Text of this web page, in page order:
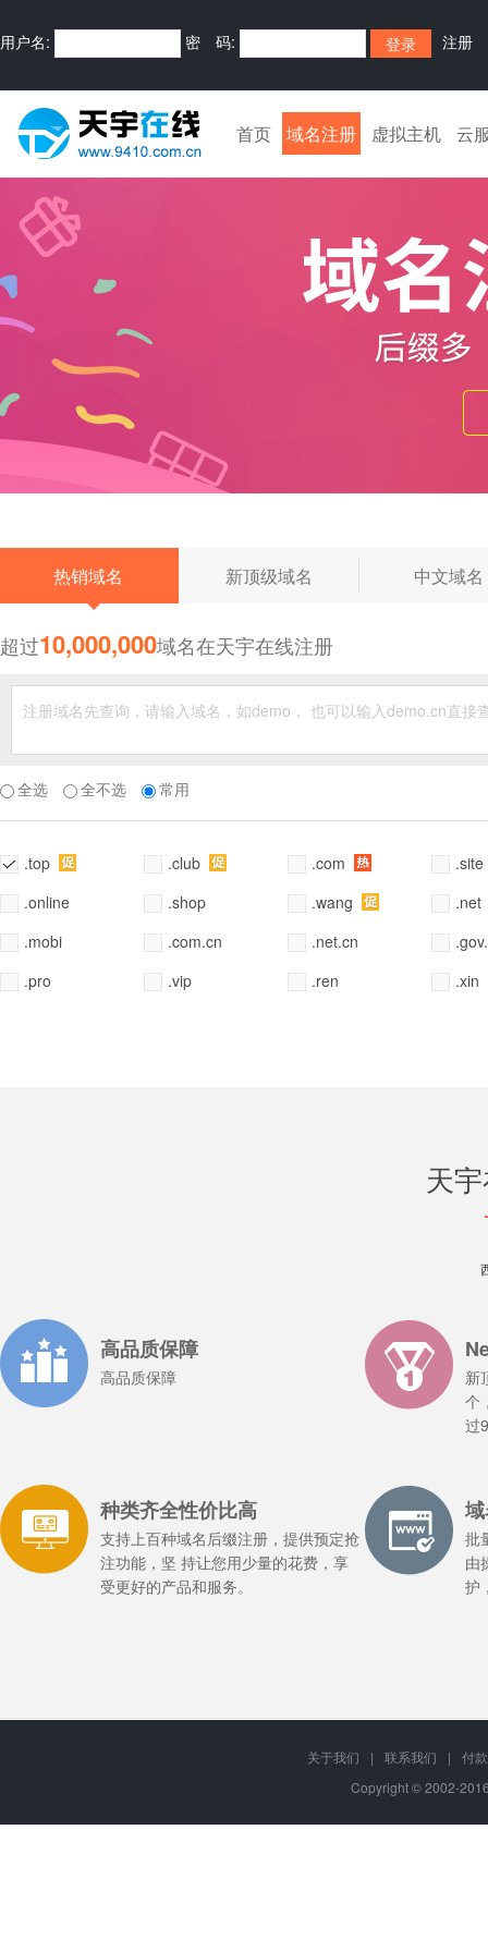
用户名: 密 码: 注册
首页 域名注册 虚拟主机 云
热销域名 新顶级域名 中文域名
超过10,000,000域名在天宇在线注册
全选 全不选 常用
.top .club .com
.site
.online
.shop .wang
.net
.mobi
.com.cn .net.cn
.pro
.vip .ren .xin
天
高品质保障
高品质保障
新
个
过
种类齐全性价比高
支持上百种域名后缀注册，提供预定抢
注功能，坚 持让您用少量的花费，享
受更好的产品和服务。
批
由
护
关于我们 | 联系我们 |
付
Copyright © 2002-